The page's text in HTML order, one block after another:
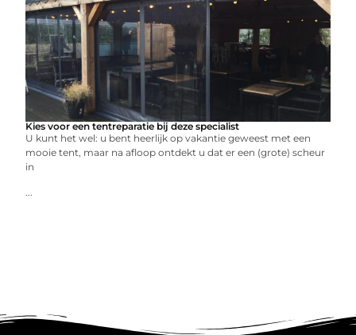
Kies voor een tentreparatie bij deze specialist
U kunt het wel: u bent heerlijk op vakantie geweest met een
mooie tent, maar na afloop ontdekt u dat er een (grote) scheur
in
...